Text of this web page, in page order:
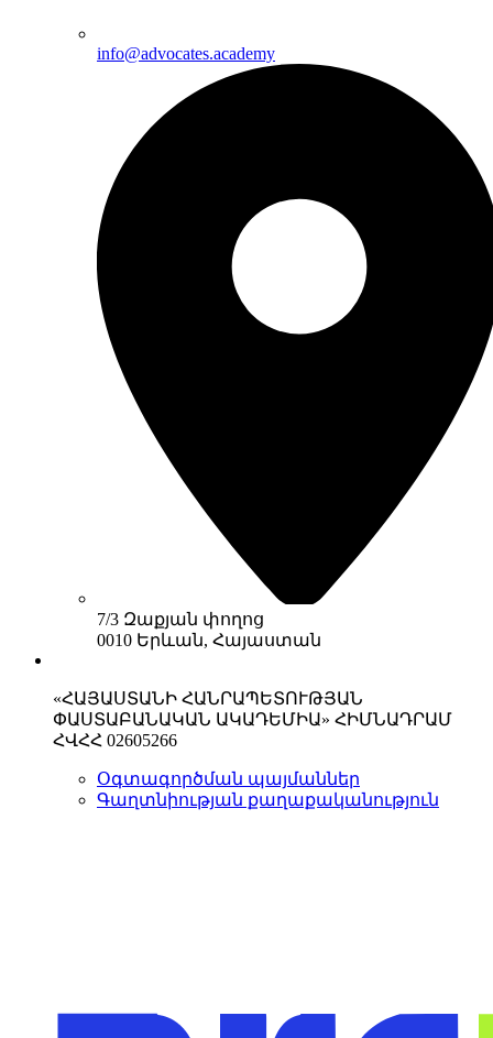
info@advocates.academy
7/3 Զաքյան փողոց
0010 Երևան, Հայաստան
«ՀԱՅԱՍՏԱՆԻ ՀԱՆՐԱՊԵՏՈՒԹՅԱՆ
ՓԱՍՏԱԲԱՆԱԿԱՆ ԱԿԱԴԵՄԻԱ» ՀԻՄՆԱԴՐԱՄ
ՀՎՀՀ 02605266
Օգտագործման պայմաններ
Գաղտնիության քաղաքականություն